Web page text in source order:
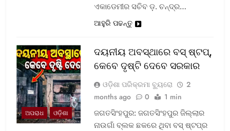
ଏକାଡେମୀର ସଚିବ ଡ଼. ଚନ୍ଦ୍ର…
ଆହୁରି ପଢନ୍ତୁ
ଅପରାଧ ଓଡ଼ିଶା
ଦୟନୀୟ ଅବସ୍ଥାରେ ବସ୍‌ ଷ୍ଟପ୍‌,
କେବେ ଦୃଷ୍ଟି ଦେବେ ସରକାର
ଓଡ଼ିଶା ପରିକ୍ରମା ବ୍ୟୁରୋ
2
months ago
0 1 min
ଜଗତସିଂହପୁର: ଜଗତସିଂହପୁର ଜିଲ୍ଲାର
ନାଉଗାଁ ବ୍ଲକ ଛକରେ ଥିବା ବସ୍‌ ଷ୍ଟପ୍‌ର